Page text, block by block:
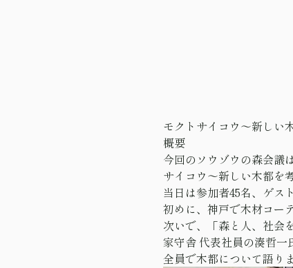
モクトサイコウ〜新しい
概要
今回のソウゾウの森会議
サイコウ〜新しい木都を
当日は参加者45名、ゲス
初めに、神戸で木材コー
次いで、「森と人、社会
家守舎 代表社員の湊哲
全員で木都について語り